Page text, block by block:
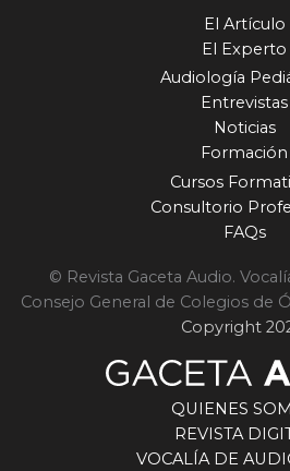
El Artículo
El Experto
Audiología
Entrevistas
Noticias
Formación
Cursos
Consultorio
FAQs
© Revista Gaceta Audio.
Consejo General de Colegios de
Copyright
QUIENES
REVISTA
VOCALÍA DE